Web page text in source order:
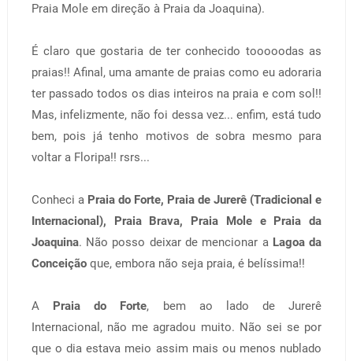
Praia Mole em direção à Praia da Joaquina).
É claro que gostaria de ter conhecido tooooodas as
praias!! Afinal, uma amante de praias como eu adoraria
ter passado todos os dias inteiros na praia e com sol!!
Mas, infelizmente, não foi dessa vez... enfim, está tudo
bem, pois já tenho motivos de sobra mesmo para
voltar a Floripa!! rsrs...
Conheci a Praia do Forte, Praia de Jurerê (Tradicional e
Internacional), Praia Brava, Praia Mole e Praia da
Joaquina. Não posso deixar de mencionar a Lagoa da
Conceiçãoque, embora não seja praia, é belíssima!!
A Praia do Forte, bem ao lado de Jurerê
Internacional, não me agradou muito. Não sei se por
que o dia estava meio assim mais ou menos nublado